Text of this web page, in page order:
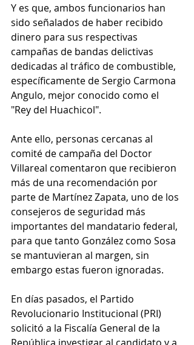
Y es que, ambos funcionarios han
sido señalados de haber recibido
dinero para sus respectivas
campañas de bandas delictivas
dedicadas al tráfico de combustible,
específicamente de Sergio Carmona
Angulo, mejor conocido como el
"Rey del Huachicol".
Ante ello, personas cercanas al
comité de campaña del Doctor
Villareal comentaron que recibieron
más de una recomendación por
parte de Martínez Zapata, uno de los
consejeros de seguridad más
importantes del mandatario federal,
para que tanto González como Sosa
se mantuvieran al margen, sin
embargo estas fueron ignoradas.
En días pasados, el Partido
Revolucionario Institucional (PRI)
solicitó a la Fiscalía General de la